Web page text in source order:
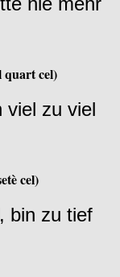
quart cel)
viel zu viel
cel)
bin zu tief